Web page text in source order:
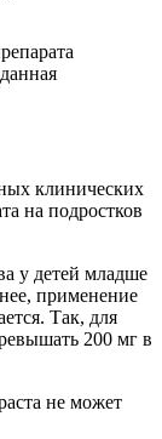
клинических
на подростков
у детей младше
применение
Так, для
200 мг в
не может